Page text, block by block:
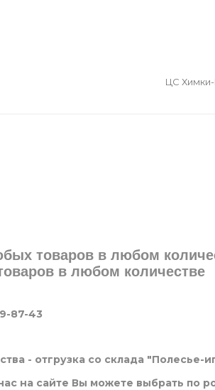
ЦС
товаров в любом
в любом количестве
87-43
- отгрузка со склада
на сайте Вы можете выбрать по